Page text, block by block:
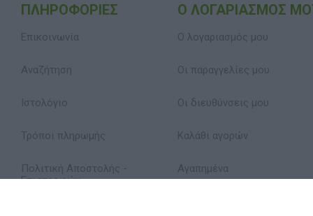
ΠΛΗΡΟΦΟΡΊΕΣ
Επικοινωνία
Αναζήτηση
Ιστολόγιο
Τρόποι πληρωμής
Πολιτική Αποστολής -
Επιστροφών
Ο ΛΟΓΑΡΙΑΣΜΌΣ
Ο λογαριασμός μου
Οι παραγγελίες μου
Οι διευθύνσεις μου
Καλάθι αγορών
Αγαπημένα